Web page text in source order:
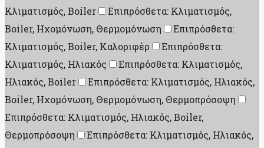
Κλιματισμός, Boiler
Επιπρόσθετα: Κλιματισμός,
Boiler, Ηχομόνωση, Θερμομόνωση
Επιπρόσθετα:
Κλιματισμός, Boiler, Καλοριφέρ
Επιπρόσθετα:
Κλιματισμός, Ηλιακός
Επιπρόσθετα: Κλιματισμός,
Ηλιακός, Boiler
Επιπρόσθετα: Κλιματισμός, Ηλιακός,
Boiler, Ηχομόνωση, Θερμομόνωση, Θερμοπρόσοψη
Επιπρόσθετα: Κλιματισμός, Ηλιακός, Boiler,
Θερμοπρόσοψη
Επιπρόσθετα: Κλιματισμός, Ηλιακός,